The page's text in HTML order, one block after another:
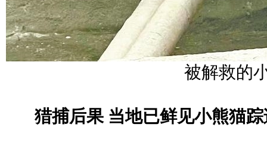
被解救的
猎捕后果 当地已鲜见小熊猫踪